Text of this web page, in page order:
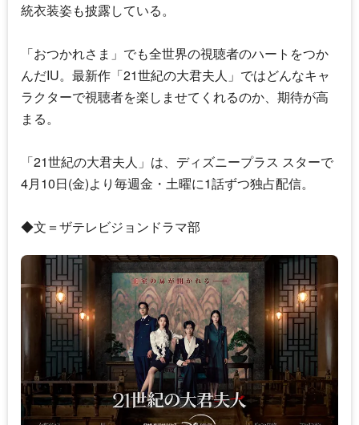
統衣装姿も披露している。
「おつかれさま」でも全世界の視聴者のハートをつか
んだIU。最新作「21世紀の大君夫人」ではどんなキャ
ラクターで視聴者を楽しませてくれるのか、期待が高
まる。
「21世紀の大君夫人」は、ディズニープラス スターで
4月10日(金)より毎週金・土曜に1話ずつ独占配信。
◆文＝ザテレビジョンドラマ部